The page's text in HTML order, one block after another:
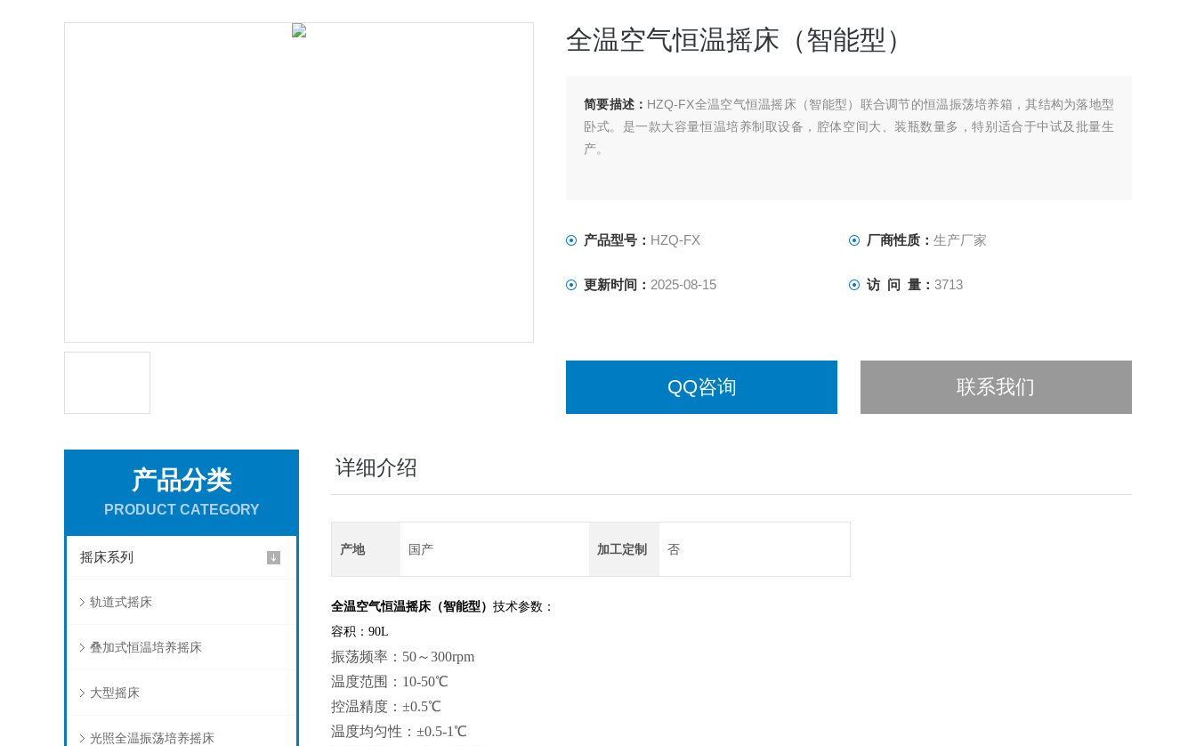
全温空气恒温摇床（智能型）
简要描述： HZQ-FX全温空气恒温摇床（智能型）联合调节的恒温振荡培养箱，其结构为落地型
卧式。是一款大容量恒温培养制取设备，腔体空间大、装瓶数量多，特别适合于中试及批量生
产。
产品型号： HZQ-FX 厂商性质： 生产厂家
更新时间： 2025-08-15 访 问 量： 3713
QQ咨询 联系我们
产品分类
PRODUCT CATEGORY
摇床系列
轨道式摇床
叠加式恒温培养摇床
大型摇床
光照全温振荡培养摇床
详细介绍
产地 国产 加工定制 否
全温空气恒温摇床（智能型） 技术参数：
容积：90L
振荡频率：50～300rpm
温度范围：10-50℃
控温精度：±0.5℃
温度均匀性：±0.5-1℃